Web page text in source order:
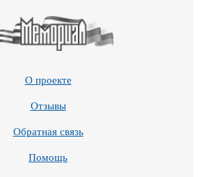
О проекте
Отзывы
Обратная связь
Помощь